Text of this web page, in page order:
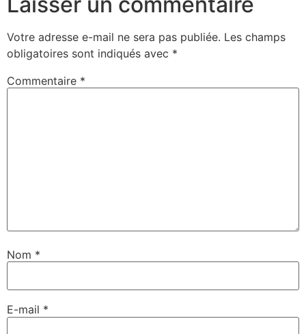
Votre adresse e-mail ne sera pas publiée. Les champs
obligatoires sont indiqués avec *
Commentaire *
Nom *
E-mail *